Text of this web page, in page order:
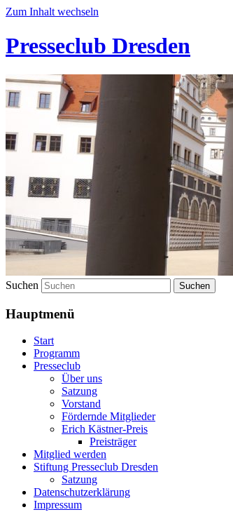
Zum Inhalt wechseln
Presseclub Dresden
Suchen
Hauptmenü
Start
Programm
Presseclub
Über uns
Satzung
Vorstand
Fördernde Mitglieder
Erich Kästner-Preis
Preisträger
Mitglied werden
Stiftung Presseclub Dresden
Satzung
Datenschutzerklärung
Impressum